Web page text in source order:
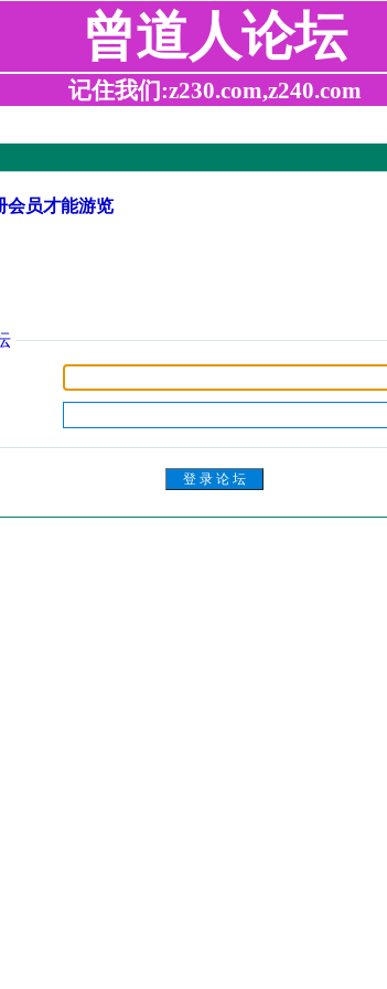
曾道人论坛
记住我们:z230.com,z240.com
会员才能游览